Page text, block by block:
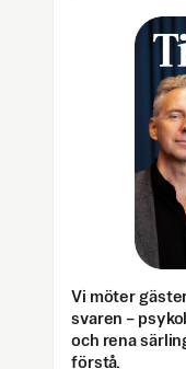
Vi möter
svaren –
och rena
förstå.